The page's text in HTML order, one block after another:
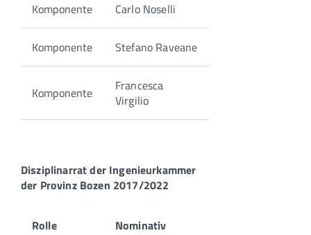
Komponente Carlo Noselli
Komponente Stefano Raveane
Komponente
Francesca
Virgilio
Disziplinarrat der Ingenieurkammer
der Provinz Bozen 2017/2022
Rolle Nominativ